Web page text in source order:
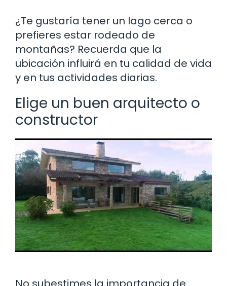
¿Te gustaría tener un lago cerca o
prefieres estar rodeado de
montañas? Recuerda que la
ubicación influirá en tu calidad de vida
y en tus actividades diarias.
Elige un buen arquitecto o
constructor